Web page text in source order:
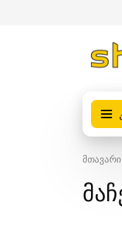
მთავარი